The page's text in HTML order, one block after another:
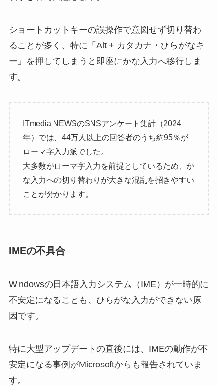
ショートカットキーの誤操作で意図せず切り替わ
ることが多く、特に「Alt + カタカナ・ひらがなキ
ー」を押してしまうと即座にかな入力へ移行しま
す。
ITmedia NEWSのSNSアンケート集計（2024
年）では、44万人以上の回答者のうち約95％が
ローマ字入力派でした。
大多数がローマ字入力を前提としているため、か
な入力への切り替わりが大きな混乱を招きやすい
ことが分かります。
IMEの不具合
Windowsの日本語入力システム（IME）が一時的に
不安定になることも、ひらがな入力ができない原
因です。
特に大型アップデートの直後には、IMEの動作が不
安定になる事例がMicrosoftからも報告されていま
す。